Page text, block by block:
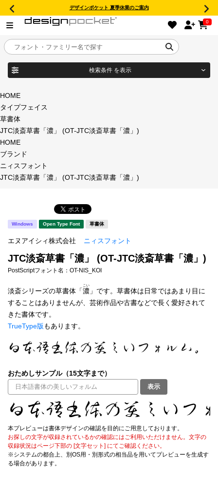
デザインポケット 夏季休業のご案内
0
目的別フォントガイド
特集
年間ライセンス商品
新着一覧
カート
マイページ
お気に入り
ご利用ガイド
よくあるご質問
お問い合わせ
検索条件 を表示
商品名
フォント形式
タイプフェイス
明朝体
宋朝体
教科書体 行書体
草書体 勘亭流
江戸文字
すべてを表示
太さ・ウェイト
セット or 単体
文字種類
HOME
タイプフェイス
草書体
JTC淡斎草書「濃」 (OT-JTC淡斎草書「濃」)
HOME
ブランド
ニィスフォント
JTC淡斎草書「濃」 (OT-JTC淡斎草書「濃」)
Windows Open Type Font 草書体
エヌアイシィ株式会社 ニィスフォント
JTC淡斎草書「濃」 (OT-JTC淡斎草書「濃」)
PostScriptフォント名： OT-NIS_KOI
淡斎シリーズの草書体「濃
こい
」です。草書体は日常ではあまり目に
することはありませんが、芸術作品や古書などで長く愛好されて
きた書体です。
TrueType版もあります。
おためしサンプル（15文字まで）
表示
本プレビューは書体デザインの確認を目的にご用意しております。
お探しの文字が収録されているかの確認にはご利用いただけません。文字の
収録状況はページ下部の [文字セット] にてご確認ください。
※システムの都合上、別OS用・別形式の相当品を用いてプレビューを生成す
る場合があります。